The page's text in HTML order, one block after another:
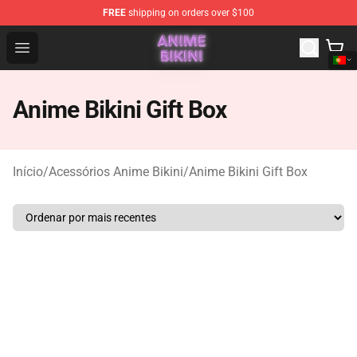
FREE shipping on orders over $100
Open menu
Anime Bikini Shop - The Best Store of Anime Bikini
Anime Bikini Gift Box
Início/Acessórios Anime Bikini/Anime Bikini Gift Box